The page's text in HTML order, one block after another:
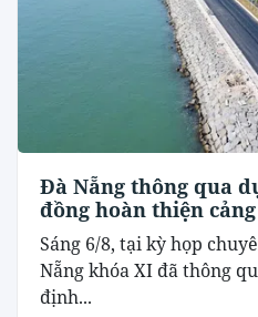
Đà Nẵng thông qua
đồng hoàn thiện
Sáng 6/8, tại kỳ họp
Nẵng khóa XI đã thông
định...